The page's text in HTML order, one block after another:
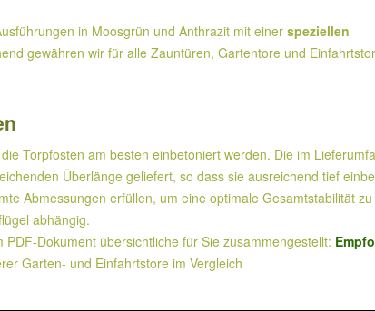
in Moosgrün und Anthrazit mit einer speziellen
gewähren wir für alle Zauntüren, Gartentore und
Torpfosten am besten einbetoniert werden. Die im
Überlänge geliefert, so dass sie ausreichend tief
Abmessungen erfüllen, um eine optimale Gesamtstabilität
abhängig.
Dokument übersichtliche für Sie zusammengestellt:
Garten- und Einfahrtstore im Vergleich